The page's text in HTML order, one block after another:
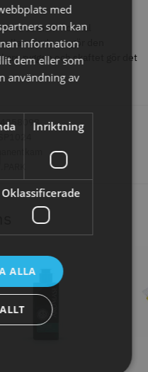
som en normal
tänderna gör den
ryggen och skaftet gör det
Permanentspole 16 mm x 91
mm grå/antracit - 12 st
35.00 kr
Info
med
som kan
information
dem eller som
användning av
Inriktning
Oklassificerade
ALLA